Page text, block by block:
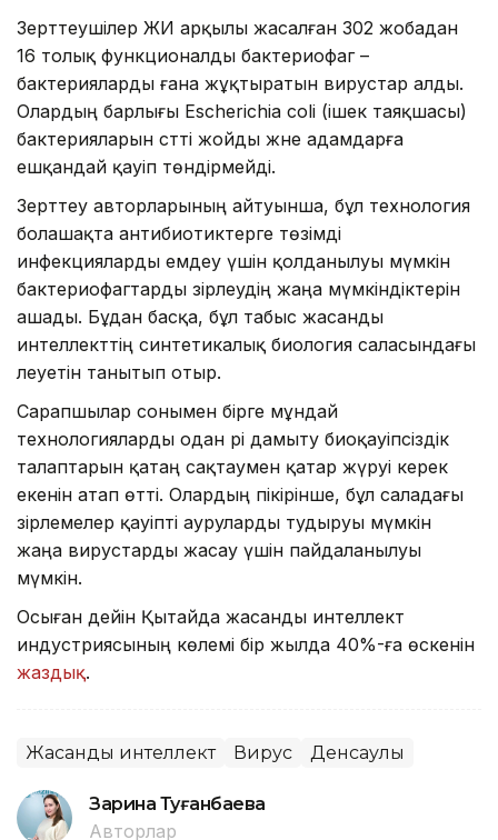
Зерттеушілер ЖИ арқылы жасалған 302 жобадан
16 толық функционалды бактериофаг –
бактерияларды ғана жұқтыратын вирустар алды.
Олардың барлығы Escherichia coli (ішек таяқшасы)
бактерияларын сәтті жойды және адамдарға
ешқандай қауіп төндірмейді.
Зерттеу авторларының айтуынша, бұл технология
болашақта антибиотиктерге төзімді
инфекцияларды емдеу үшін қолданылуы мүмкін
бактериофагтарды әзірлеудің жаңа мүмкіндіктерін
ашады. Бұдан басқа, бұл табыс жасанды
интеллекттің синтетикалық биология саласындағы
әлеуетін танытып отыр.
Сарапшылар сонымен бірге мұндай
технологияларды одан әрі дамыту биоқауіпсіздік
талаптарын қатаң сақтаумен қатар жүруі керек
екенін атап өтті. Олардың пікірінше, бұл саладағы
әзірлемелер қауіпті ауруларды тудыруы мүмкін
жаңа вирустарды жасау үшін пайдаланылуы
мүмкін.
Осыған дейін Қытайда жасанды интеллект
индустриясының көлемі бір жылда 40%-ға өскенін
жаздық.
Жасанды интеллект Вирус Денсаулық
Зарина Туғанбаева
Авторлар